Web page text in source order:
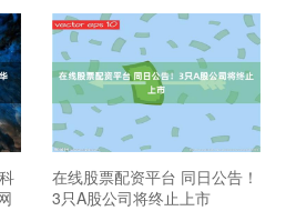
在线股票配资平台 同日公告！
3只A股公司将终止上市